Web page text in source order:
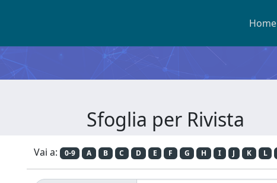
Home
Sfoglia per Rivista
Vai a: 0-9 A B C D E F G H I J K L